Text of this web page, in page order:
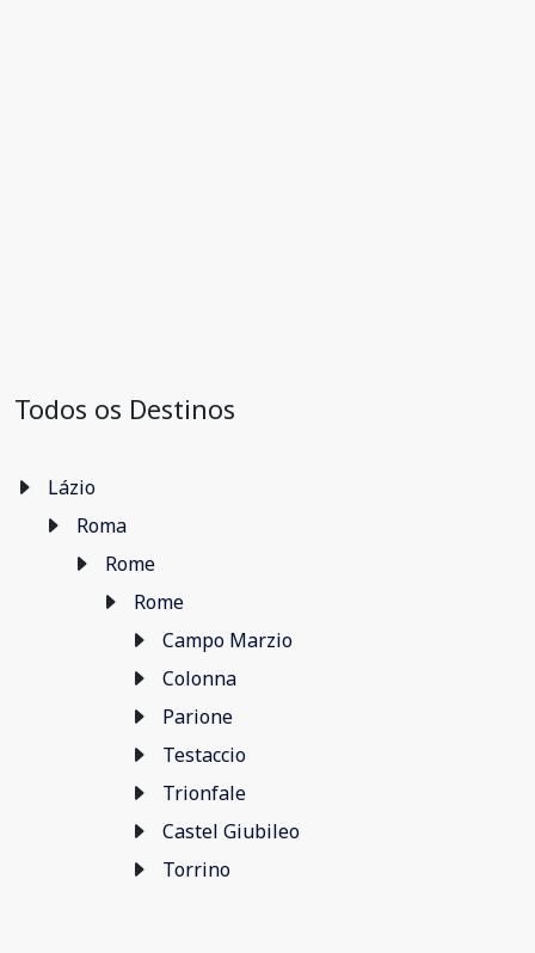
Todos os Destinos
Lázio
Roma
Rome
Rome
Campo Marzio
Colonna
Parione
Testaccio
Trionfale
Castel Giubileo
Torrino